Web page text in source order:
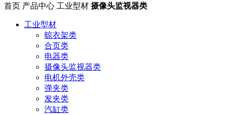
首页 产品中心 工业型材 摄像头监视器类
工业型材
晾衣架类
合页类
电器类
摄像头监视器类
电机外壳类
弹夹类
发夹类
汽缸类